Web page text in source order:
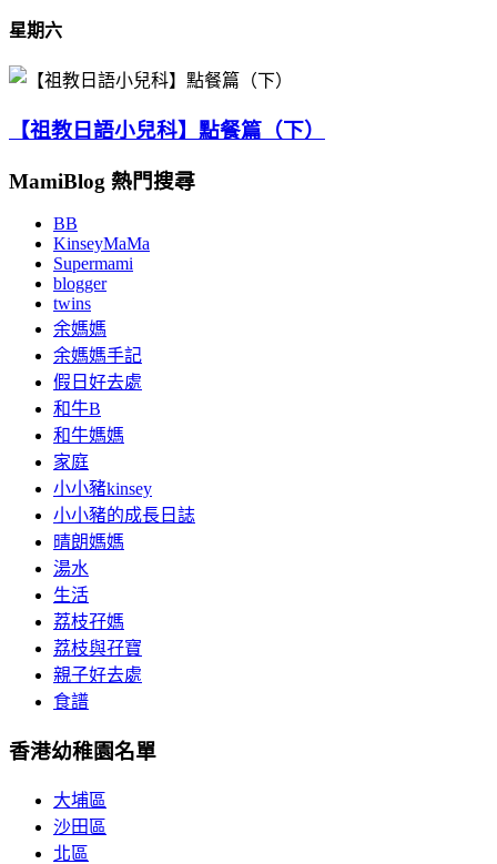
星期六
【祖教日語小兒科】點餐篇（下）
MamiBlog 熱門搜尋
BB
KinseyMaMa
Supermami
blogger
twins
余媽媽
余媽媽手記
假日好去處
和牛B
和牛媽媽
家庭
小小豬kinsey
小小豬的成長日誌
晴朗媽媽
湯水
生活
荔枝孖媽
荔枝與孖寶
親子好去處
食譜
香港幼稚園名單
大埔區
沙田區
北區